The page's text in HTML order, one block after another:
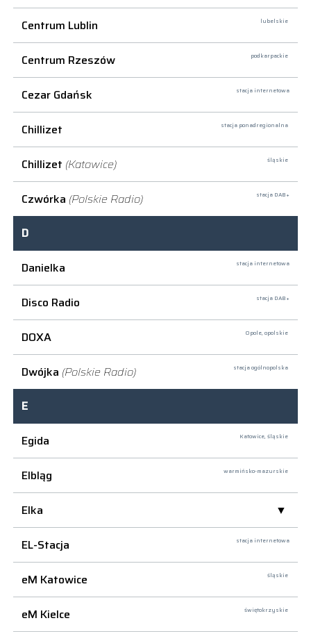
Centrum Lublin lubelskie
Centrum Rzeszów podkarpackie
Cezar Gdańsk stacja internetowa
Chillizet stacja ponadregionalna
Chillizet (Katowice) śląskie
Czwórka (Polskie Radio) stacja DAB+
D
Danielka
stacja internetowa
Disco Radio stacja DAB+
DOXA Opole, opolskie
Dwójka (Polskie Radio) stacja ogólnopolska
E
Egida
Katowice, śląskie
Elbląg warmińsko-mazurskie
Elka
EL-Stacja
stacja internetowa
eM Katowice śląskie
eM Kielce świętokrzyskie